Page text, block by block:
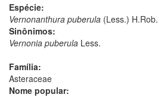
Espécie:
Vernonanthura puberula (Less.) H.Rob.
Sinônimos:
Vernonia puberula Less.
Família:
Asteraceae
Nome popular: